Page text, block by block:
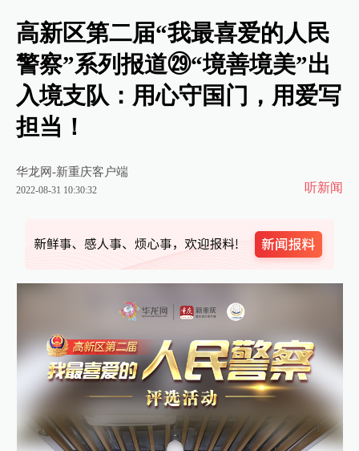
高新区第二届“我最喜爱的人民
警察”系列报道㉙“境善境美”出
入境支队：用心守国门，用爱写
担当！
华龙网-新重庆客户端
2022-08-31 10:30:32 听新闻